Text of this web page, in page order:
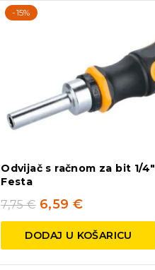
-15%
Odvijač s račnom za bit 1/4″
Festa
7,75€ 6,59€
DODAJ U KOŠARICU